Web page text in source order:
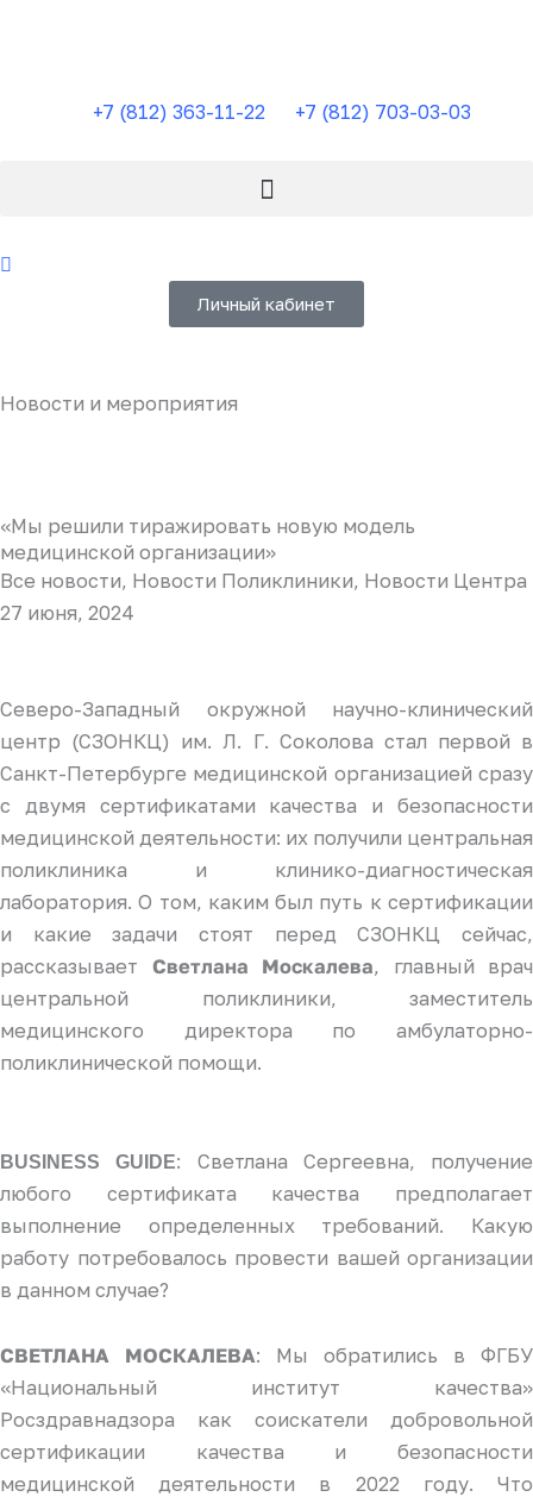
+7 (812) 363-11-22
+7 (812) 703-03-03
Личный кабинет
Новости и мероприятия
«Мы решили тиражировать новую модель
медицинской организации»
Все новости, Новости Поликлиники, Новости Центра
27 июня, 2024
Северо-Западный окружной научно-клинический
центр (СЗОНКЦ) им. Л. Г. Соколова стал первой в
Санкт-Петербурге медицинской организацией сразу
с двумя сертификатами качества и безопасности
медицинской деятельности: их получили центральная
поликлиника и клинико-диагностическая
лаборатория. О том, каким был путь к сертификации
и какие задачи стоят перед СЗОНКЦ сейчас,
рассказывает Светлана Москалева, главный врач
центральной поликлиники, заместитель
медицинского директора по амбулаторно-
поликлинической помощи.
BUSINESS GUIDE: Светлана Сергеевна, получение
любого сертификата качества предполагает
выполнение определенных требований. Какую
работу потребовалось провести вашей организации
в данном случае?
СВЕТЛАНА МОСКАЛЕВА: Мы обратились в ФГБУ
«Национальный институт качества»
Росздравнадзора как соискатели добровольной
сертификации качества и безопасности
медицинской деятельности в 2022 году. Что